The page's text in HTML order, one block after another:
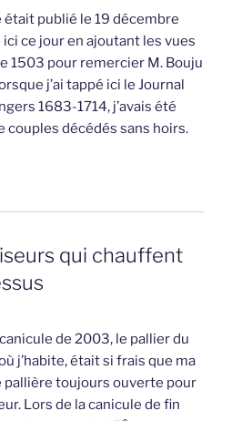
publié le 19 décembre
ce jour en ajoutant les vues
1503 pour remercier M. Bouju
j’ai tappé ici le Journal
1683-1714, j’avais été
couples décédés sans hoirs.
qui chauffent
de 2003, le pallier du
j’habite, était si frais que ma
pallière toujours ouverte pour
Lors de la canicule de fin